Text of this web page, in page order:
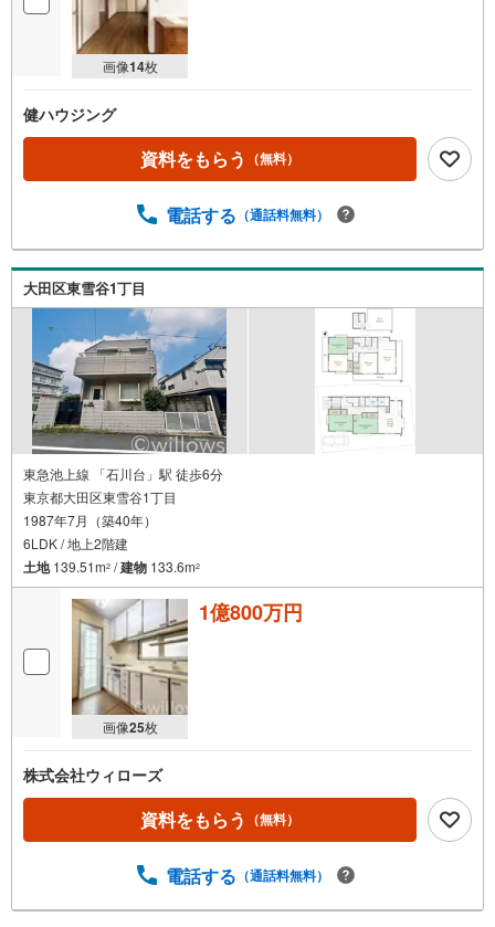
画像14枚
健ハウジング
資料をもらう （無料）
電話する （通話料無料）
大田区東雪谷1丁目
東急池上線 「石川台」駅 徒歩6分
東京都大田区東雪谷1丁目
1987年7月（築40年）
6LDK / 地上2階建
土地139.51m2 /建物 133.6m2
画像25枚
1億800万円
株式会社ウィローズ
資料をもらう （無料）
電話する （通話料無料）